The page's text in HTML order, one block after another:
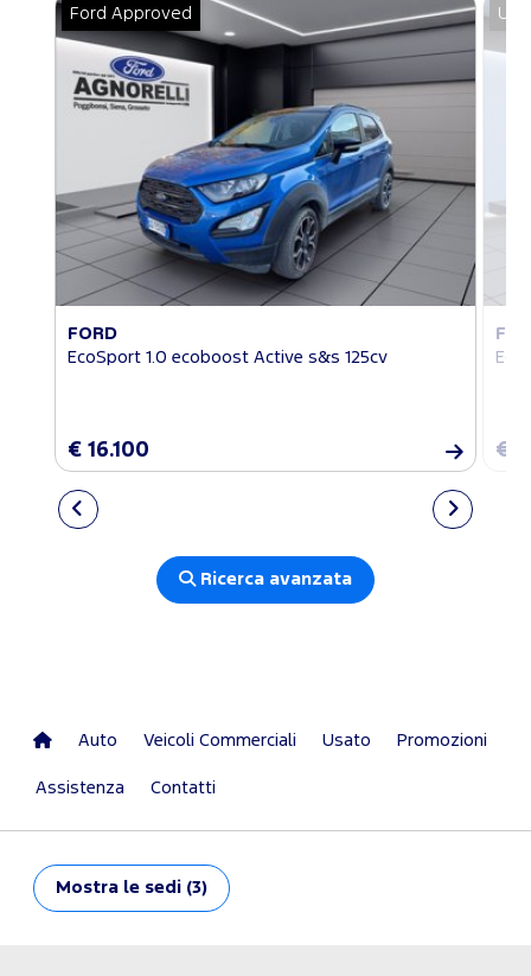
Ford Approved
FORD
EcoSport 1.0 ecoboost Active s&s 125cv
€ 16.100 €
Ricerca avanzata
Auto Veicoli Commerciali Usato Promozioni
Assistenza Contatti
Mostra le sedi (3)